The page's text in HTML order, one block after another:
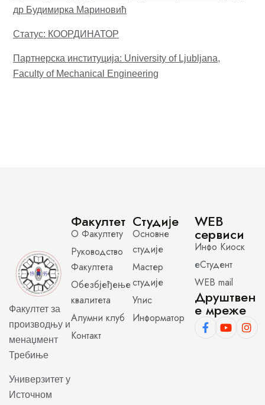
др Будимирка Мариновић
Статус: КООРДИНАТОР
Партнерска институција: University of Ljubljana,
Faculty of Mechanical Engineering
Факултет за
производњу и
менаџмент
Требиње
Универзитет у
Источном
Факултет
О Факултету
Руководство
Факултета
Обезбјеђење
квалитета
Алумни клуб
Контакт
Студије
Основне
студије
Мастер
студије
Упис
Информатор
WEB
сервиси
Инфо Киоск
еСтудент
WEB mail
Друштвен
е мреже